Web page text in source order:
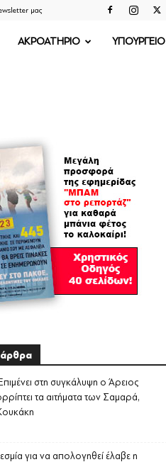
μας
ΑΚΡΟΑΤΗΡΙΟ ΥΠΟΥΡΓΕΙΟ
στη συγκάλυψη ο Άρειος
τα αιτήματα των Σαμαρά,
για να απολογηθεί έλαβε η